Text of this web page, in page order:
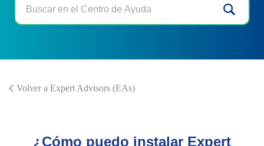
Volver a Expert Advisors (EAs)
¿Cómo puedo instalar Expert